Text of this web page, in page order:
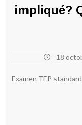
impliqué?
18
Examen TEP